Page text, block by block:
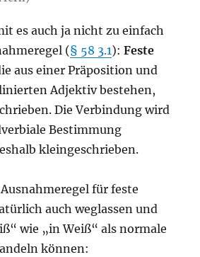
es auch ja nicht zu einfach
(§ 58 3.1):Feste
aus einer Präposition und
Adjektiv bestehen,
Die Verbindung wird
Bestimmung
kleingeschrieben.
für feste
auch weglassen und
wie „in Weiß“ als normale
können: